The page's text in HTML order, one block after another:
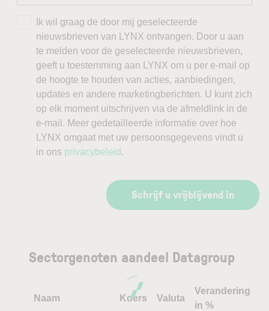
Ik wil graag de door mij geselecteerde
nieuwsbrieven van LYNX ontvangen. Door u aan
te melden voor de geselecteerde nieuwsbrieven,
geeft u toestemming aan LYNX om u per e-mail op
de hoogte te houden van acties, aanbiedingen,
updates en andere marketingberichten. U kunt zich
op elk moment uitschrijven via de afmeldlink in de
e-mail. Meer gedetailleerde informatie over hoe
LYNX omgaat met uw persoonsgegevens vindt u
in ons privacybeleid .
Schrijf u vrijblijvend in
Sectorgenoten aandeel Datagroup
Naam Koers Valuta
Verandering
in %